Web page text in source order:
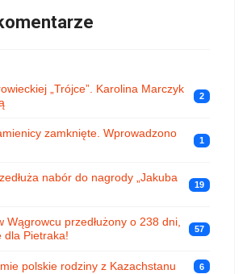
„Trójce”. Karolina Marczyk
2
zamknięte. Wprowadzono
1
nabór do nagrody „Jakuba
19
Wągrowcu przedłużony o 238 dni,
dla Pietraka!
57
polskie rodziny z Kazachstanu 6